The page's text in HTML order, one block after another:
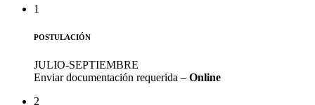
1
POSTULACIÓN
JULIO-SEPTIEMBRE
Enviar documentación requerida – Online
2